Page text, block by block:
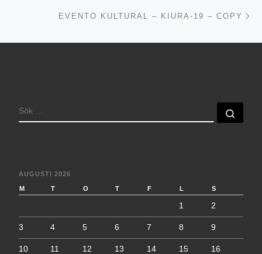
EVENTO KULTURAL – KIURA-19 – COPY
SÖK
AUGUSTI 2026
M T O T F L S
1 2
3 4 5 6 7 8 9
10 11 12 13 14 15 16